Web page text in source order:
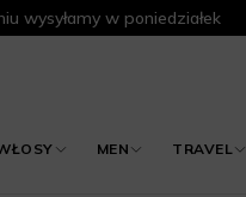
wysyłamy w poniedziałek
MEN TRAVEL